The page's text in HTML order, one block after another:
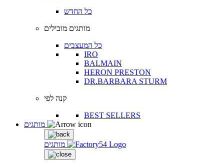
כל החדש
מותגים מובילים
כל המעצבים
IRO
BALMAIN
HERON PRESTON
DR.BARBARA STURM
קנה לפי
BEST SELLERS
מותגים